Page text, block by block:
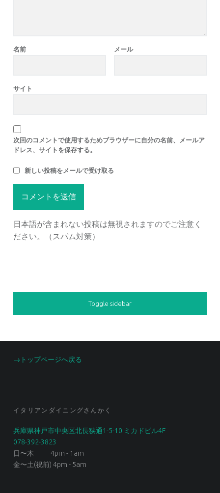
名前 メール
サイト
次回のコメントで使用するためブラウザーに自分の名前、メールア
ドレス、サイトを保存する。
新しい投稿をメールで受け取る
日本語が含まれない投稿は無視されますのでご注意く
ださい。（スパム対策）
SIDEBAR
Toggle sidebar
FOOTER SIDEBAR
→トップページへ戻る
イタリアンダイニングさんかく
兵庫県神戸市中央区北長狭通1-5-10 ミカドビル4F
078-392-3823
日〜木 4pm - 1am
金〜土(祝前) 4pm - 5am